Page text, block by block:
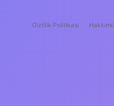
Gizlilik Politikası